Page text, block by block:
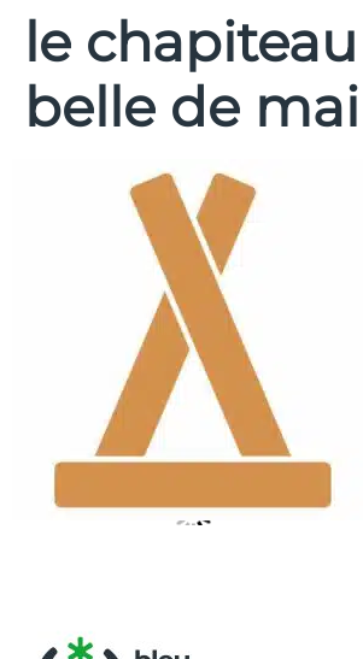
le
belle de mai